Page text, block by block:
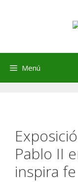
Menú
Pablo II
inspira fe